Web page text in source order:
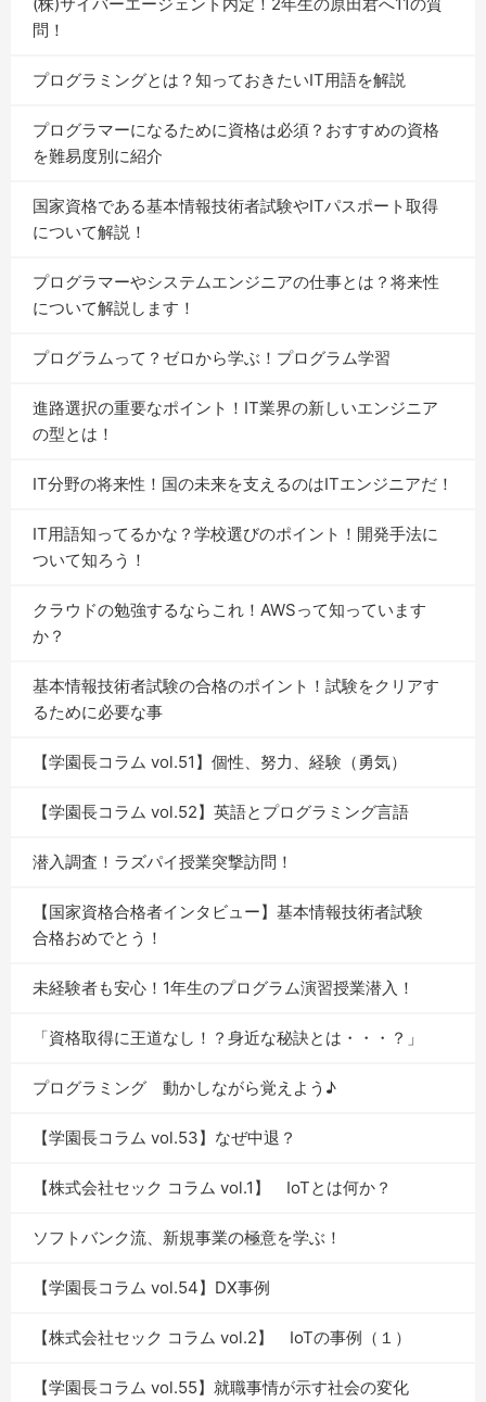
問！
プログラミングとは？知っておきたいIT用語を解説
プログラマーになるために資格は必須？おすすめの資格
を難易度別に紹介
国家資格である基本情報技術者試験やITパスポート取得
について解説！
プログラマーやシステムエンジニアの仕事とは？将来性
について解説します！
プログラムって？ゼロから学ぶ！プログラム学習
進路選択の重要なポイント！IT業界の新しいエンジニア
の型とは！
IT分野の将来性！国の未来を支えるのはITエンジニアだ！
IT用語知ってるかな？学校選びのポイント！開発手法に
ついて知ろう！
クラウドの勉強するならこれ！AWSって知っています
か？
基本情報技術者試験の合格のポイント！試験をクリアす
るために必要な事
【学園長コラム vol.51】個性、努力、経験（勇気）
【学園長コラム vol.52】英語とプログラミング言語
潜入調査！ラズパイ授業突撃訪問！
【国家資格合格者インタビュー】基本情報技術者試験
合格おめでとう！
未経験者も安心！1年生のプログラム演習授業潜入！
「資格取得に王道なし！？身近な秘訣とは・・・？」
プログラミング 動かしながら覚えよう♪
【学園長コラム vol.53】なぜ中退？
【株式会社セック コラム vol.1】 IoTとは何か？
ソフトバンク流、新規事業の極意を学ぶ！
【学園長コラム vol.54】DX事例
【株式会社セック コラム vol.2】 IoTの事例（１）
【学園長コラム vol.55】就職事情が示す社会の変化